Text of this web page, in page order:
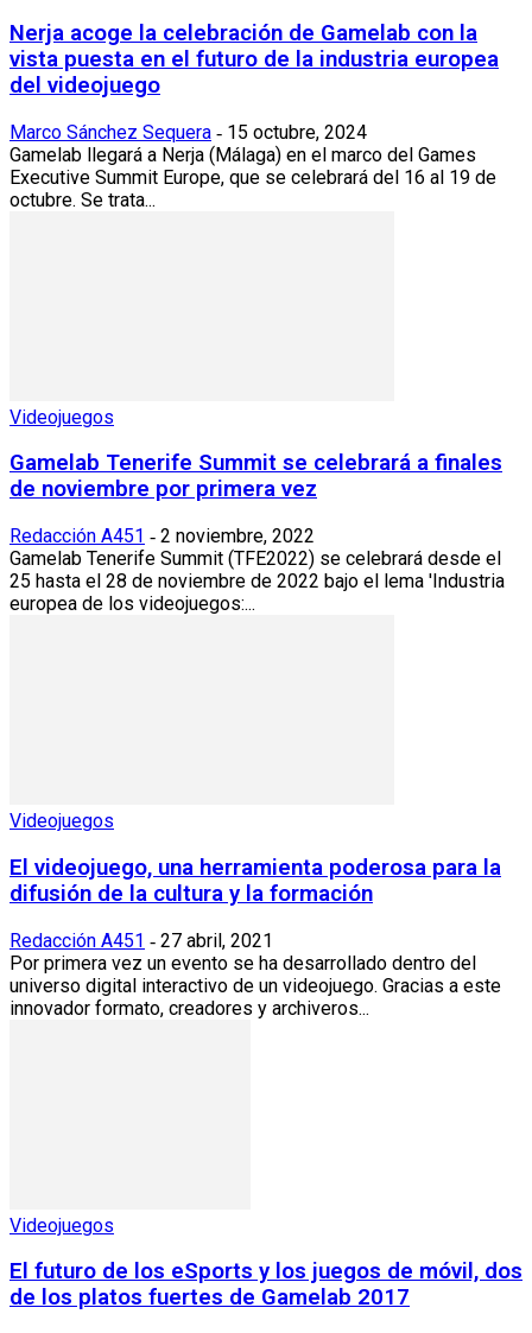
Nerja acoge la celebración de Gamelab con la
vista puesta en el futuro de la industria europea
del videojuego
Marco Sánchez Sequera - 15 octubre, 2024
Gamelab llegará a Nerja (Málaga) en el marco del Games
Executive Summit Europe, que se celebrará del 16 al 19 de
octubre. Se trata...
Videojuegos
Gamelab Tenerife Summit se celebrará a finales
de noviembre por primera vez
Redacción A451 - 2 noviembre, 2022
Gamelab Tenerife Summit (TFE2022) se celebrará desde el
25 hasta el 28 de noviembre de 2022 bajo el lema 'Industria
europea de los videojuegos:...
Videojuegos
El videojuego, una herramienta poderosa para la
difusión de la cultura y la formación
Redacción A451 - 27 abril, 2021
Por primera vez un evento se ha desarrollado dentro del
universo digital interactivo de un videojuego. Gracias a este
innovador formato, creadores y archiveros...
Videojuegos
El futuro de los eSports y los juegos de móvil, dos
de los platos fuertes de Gamelab 2017